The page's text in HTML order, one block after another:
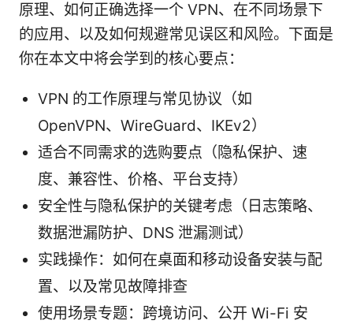
原理、如何正确选择一个 VPN、在不同场景下
的应用、以及如何规避常见误区和风险。下面是
你在本文中将会学到的核心要点：
VPN 的工作原理与常见协议（如
OpenVPN、WireGuard、IKEv2）
适合不同需求的选购要点（隐私保护、速
度、兼容性、价格、平台支持）
安全性与隐私保护的关键考虑（日志策略、
数据泄漏防护、DNS 泄漏测试）
实践操作：如何在桌面和移动设备安装与配
置、以及常见故障排查
使用场景专题：跨境访问、公开 Wi-Fi 安